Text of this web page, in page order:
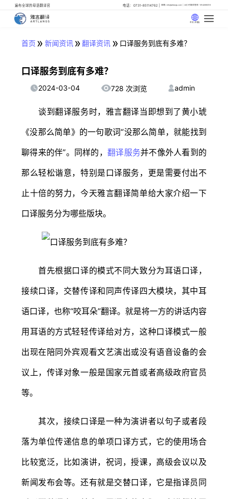
遍布全球的母语翻译官 电话：0731-85114762 邮箱: info@artlangs.com 24小时翻译管家: 18142666316
中文 (中国)
首页 » 新闻资讯» 翻译资讯 » 口译服务到底有多难？
口译服务到底有多难？
2024-03-04 728 次浏览 admin
谈到翻译服务时，雅言翻译当即想到了黄小琥
《没那么简单》的一句歌词“没那么简单，就能找到
聊得来的伴”。同样的， 翻译服务并不像外人看到的
那么轻松谐意，特别是口译服务，更是需要付出不
止十倍的努力，今天雅言翻译简单给大家介绍一下
口译服务分为哪些版块。
首先根据口译的模式不同大致分为耳语口译，
接续口译，交替传译和同声传译四大模块，其中耳
语口译，也称“咬耳朵”翻译。就是将一方的讲话内容
用耳语的方式轻轻传译给对方，这种口译模式一般
出现在陪同外宾观看文艺演出或没有语音设备的会
议上，传译对象一般是国家元首或者高级政府官员
等。
其次，接续口译是一种为演讲者以句子或者段
落为单位传递信息的单项口译方式，它的使用场合
比较宽泛，比如演讲，祝词，授课，高级会议以及
新闻发布会等。还有就是交替口译，它是指译员同